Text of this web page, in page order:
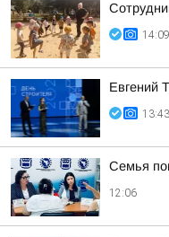
14:09
Евгений
13:43
Семья
12:06